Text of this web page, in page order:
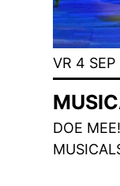
VR 4 SEP
DOE